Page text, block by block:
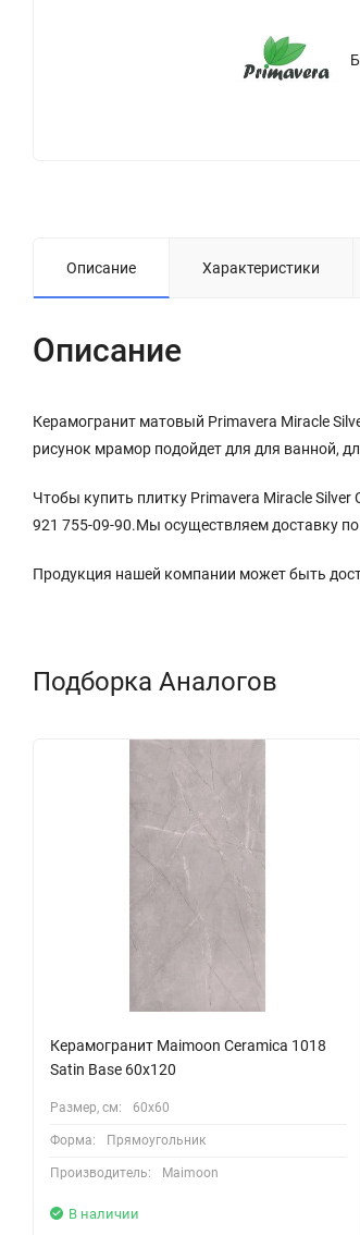
Описание Характеристики
Описание
Керамогранит матовый Primavera Miracle
рисунок мрамор подойдет для для ванной,
Чтобы купить плитку Primavera Miracle Silver
921 755-09-90.Мы осуществляем доставку
Продукция нашей компании может быть
Подборка Аналогов
Керамогранит Maimoon Ceramica 1018
Satin Base 60x120
Размер, см: 60х60
Форма: Прямоугольник
Производитель: Maimoon
В наличии